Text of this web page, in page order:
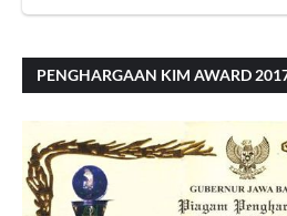
PENGHARGAAN KIM AWARD